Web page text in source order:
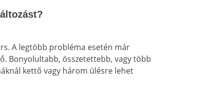
A legtöbb probléma esetén már
Bonyolultabb, összetettebb, vagy több
kettő vagy három ülésre lehet